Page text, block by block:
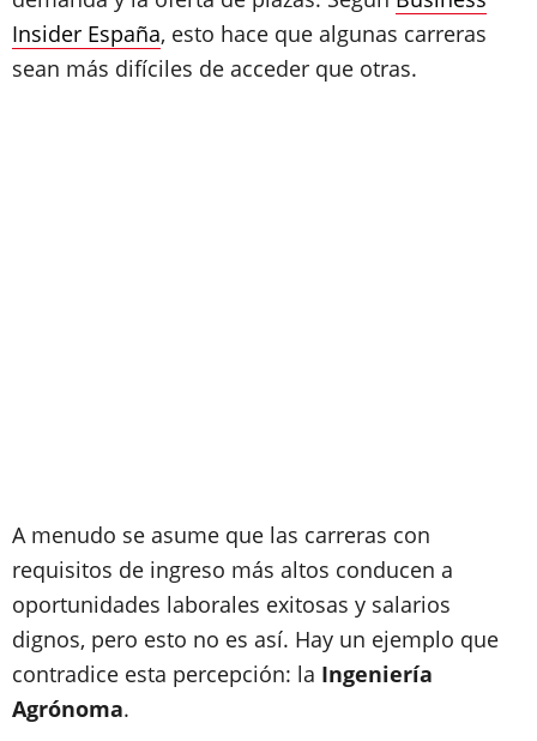
Insider España, esto hace que algunas carreras
sean más difíciles de acceder que otras.
A menudo se asume que las carreras con
requisitos de ingreso más altos conducen a
oportunidades laborales exitosas y salarios
dignos, pero esto no es así. Hay un ejemplo que
contradice esta percepción: la Ingeniería
Agrónoma.